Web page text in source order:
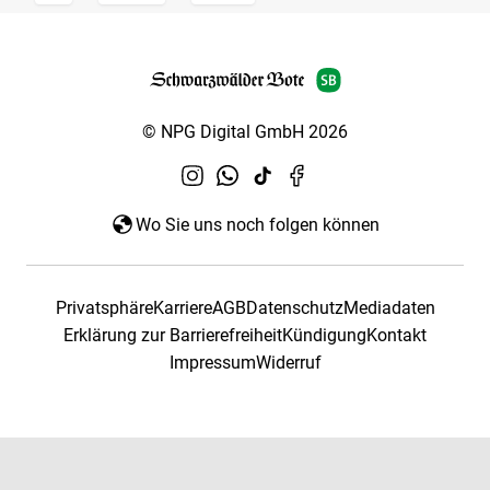
© NPG Digital GmbH 2026
Wo Sie uns noch folgen können
PrivatsphäreKarriereAGBDatenschutzMediadaten
Erklärung zur BarrierefreiheitKündigungKontakt
ImpressumWiderruf